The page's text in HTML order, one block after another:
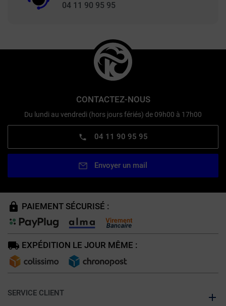
04 11 90 95 95
CONTACTEZ-NOUS
Du lundi au vendredi (hors jours fériés) de 09h00 à 17h00
04 11 90 95 95
Envoyer un mail
PAIEMENT SÉCURISÉ :
EXPÉDITION LE JOUR MÊME :
SERVICE CLIENT